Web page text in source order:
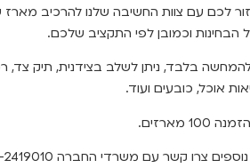
לכם עם צוות החשיבה שלנו להרכיב
וכמובן לפי התקציב שלכם.
בלבד, ניתן לשלב בצידנית, תיק צד,
אוכל, כובעים ועוד.
מארזים.